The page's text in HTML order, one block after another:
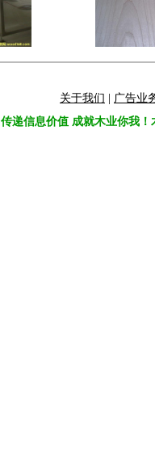
关于我们
广告业
传递信息价值 成就木业你我